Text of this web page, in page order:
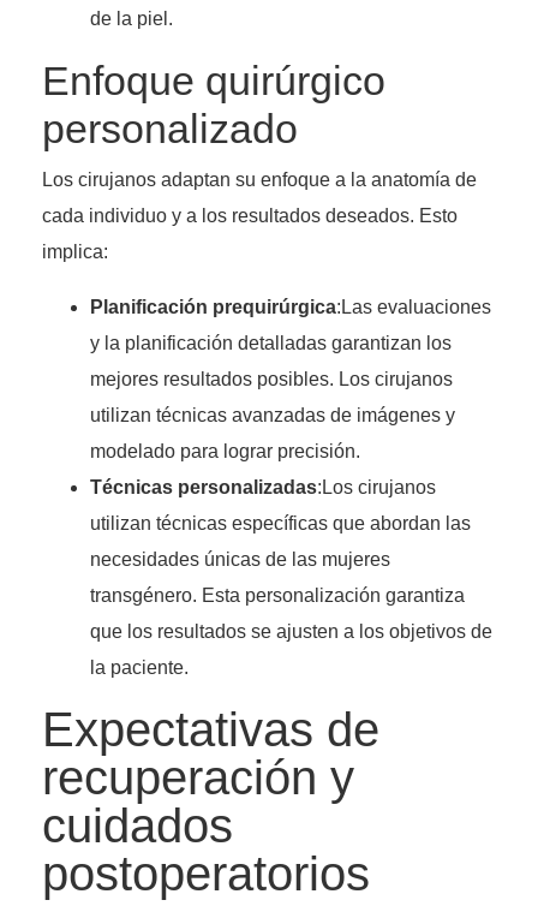
de la piel.
Enfoque quirúrgico
personalizado
Los cirujanos adaptan su enfoque a la anatomía de
cada individuo y a los resultados deseados. Esto
implica:
Planificación prequirúrgica:Las evaluaciones
y la planificación detalladas garantizan los
mejores resultados posibles. Los cirujanos
utilizan técnicas avanzadas de imágenes y
modelado para lograr precisión.
Técnicas personalizadas:Los cirujanos
utilizan técnicas específicas que abordan las
necesidades únicas de las mujeres
transgénero. Esta personalización garantiza
que los resultados se ajusten a los objetivos de
la paciente.
Expectativas de
recuperación y
cuidados
postoperatorios